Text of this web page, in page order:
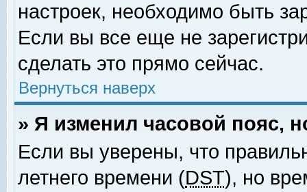
настроек, необходимо быть
Если вы все еще не
сделать это прямо сейчас.
Вернуться наверх
» Я изменил часовой пояс,
Если вы уверены, что
летнего времени (DST), но